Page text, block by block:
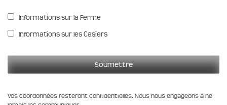
Informations sur la Ferme
Informations sur les Casiers
Vos coordonnées resteront confidentielles. Nous nous engageons à ne